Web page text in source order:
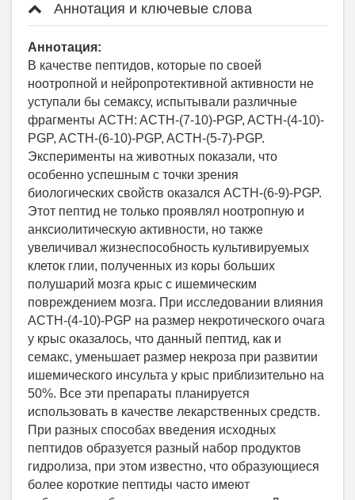
Аннотация и ключевые слова
Аннотация:
В качестве пептидов, которые по своей
ноотропной и нейропротективной активности не
уступали бы семаксу, испытывали различные
фрагменты ACTH: ACTH-(7-10)-PGP, ACTH-(4-10)-
PGP, ACTH-(6-10)-PGP, ACTH-(5-7)-PGP.
Эксперименты на животных показали, что
особенно успешным с точки зрения
биологических свойств оказался ACTH-(6-9)-PGP.
Этот пептид не только проявлял ноотропную и
анксиолитическую активности, но также
увеличивал жизнеспособность культивируемых
клеток глии, полученных из коры больших
полушарий мозга крыс с ишемическим
повреждением мозга. При исследовании влияния
ACTH-(4-10)-PGP на размер некротического очага
у крыс оказалось, что данный пептид, как и
семакс, уменьшает размер некроза при развитии
ишемического инсульта у крыс приблизительно на
50%. Все эти препараты планируется
использовать в качестве лекарственных средств.
При разных способах введения исходных
пептидов образуется разный набор продуктов
гидролиза, при этом известно, что образующиеся
более короткие пептиды часто имеют